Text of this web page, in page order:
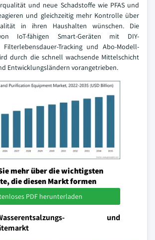
und neue Schadstoffe wie PFAS und
und gleichzeitig mehr Kontrolle über
in ihren Haushalten wünschen. Die
IoT-fähigen Smart-Geräten mit DIY-
Filterlebensdauer-Tracking und Abo-Modell-
durch die schnell wachsende Mittelschicht
Entwicklungsländern vorangetrieben.
mehr über die wichtigsten
die diesen Markt formen
PDF herunterladen
Wasserentsalzungs- und